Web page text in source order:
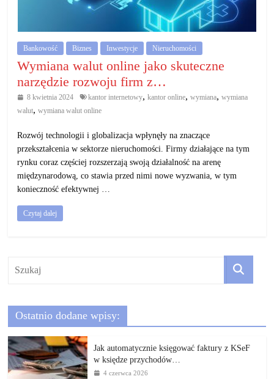
gospodarczą.
Porady
biznesowe
Bankowość Biznes Inwestycje Nieruchomości
Wymiana walut online jako skuteczne
narzędzie rozwoju firm z…
8 kwietnia 2024 kantor internetowy, kantor online, wymiana, wymiana
walut,wymiana walut online
Rozwój technologii i globalizacja wpłynęły na znaczące
przekształcenia w sektorze nieruchomości. Firmy działające na tym
rynku coraz częściej rozszerzają swoją działalność na arenę
międzynarodową, co stawia przed nimi nowe wyzwania, w tym
konieczność efektywnej …
Czytaj dalej
Ostatnio dodane wpisy:
Jak automatycznie księgować faktury z KSeF
w księdze przychodów…
4 czerwca 2026